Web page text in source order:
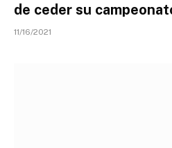
de ceder su
11/16/2021